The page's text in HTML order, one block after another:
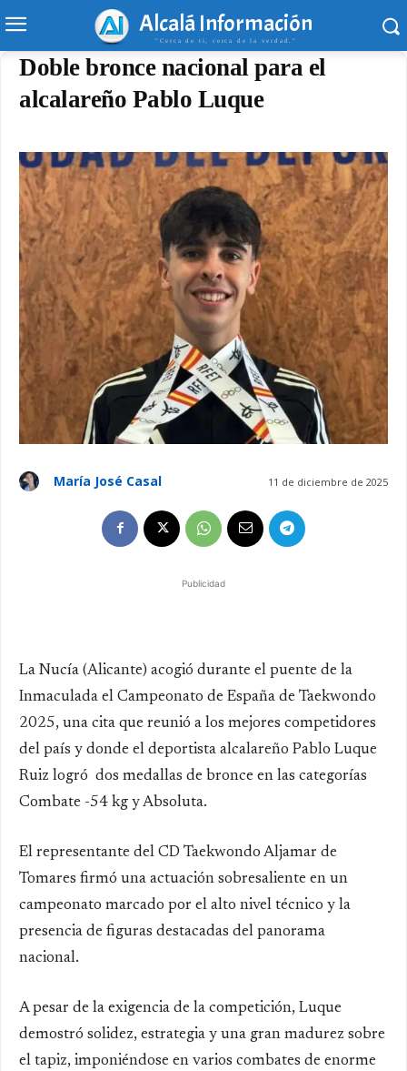
Alcalá Información
"Cerca de ti, cerca de la verdad."
Doble bronce nacional para el
alcalareño Pablo Luque
11 de diciembre de 2025
María José Casal
Publicidad
La Nucía (Alicante) acogió durante el puente de la
Inmaculada el Campeonato de España de Taekwondo
2025, una cita que reunió a los mejores competidores
del país y donde el deportista alcalareño Pablo Luque
Ruiz logró dos medallas de bronce en las categorías
Combate -54 kg y Absoluta.
El representante del CD Taekwondo Aljamar de
Tomares firmó una actuación sobresaliente en un
campeonato marcado por el alto nivel técnico y la
presencia de figuras destacadas del panorama
nacional.
A pesar de la exigencia de la competición, Luque
demostró solidez, estrategia y una gran madurez sobre
el tapiz, imponiéndose en varios combates de enorme